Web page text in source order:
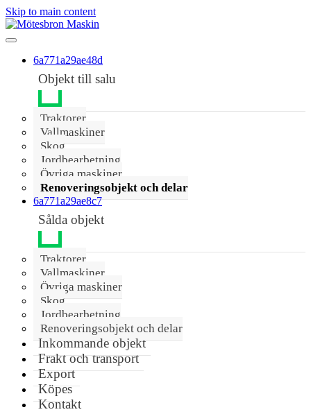
Skip to main content
6a771a29ae48d
Objekt till salu
Traktorer
Vallmaskiner
Skog
Jordbearbetning
Övriga maskiner
Renoveringsobjekt och delar
6a771a29ae8c7
Sålda objekt
Traktorer
Vallmaskiner
Övriga maskiner
Skog
Jordbearbetning
Renoveringsobjekt och delar
Inkommande objekt
Frakt och transport
Export
Köpes
Kontakt